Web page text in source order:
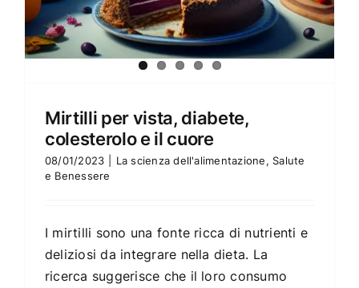
Contattami
Mirtilli per vista, diabete,
colesterolo e il cuore
08/01/2023 La scienza dell'alimentazione, Salute
e Benessere
I mirtilli sono una fonte ricca di nutrienti e
deliziosi da integrare nella dieta. La
ricerca suggerisce che il loro consumo